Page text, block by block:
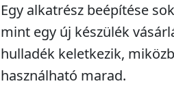
Egy alkatrész beépítése
mint egy új készülék
hulladék keletkezik,
használható marad.